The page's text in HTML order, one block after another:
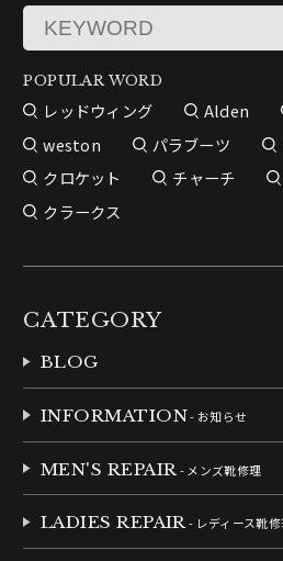
POPULAR WORD
レッドウィング Alden
weston
パラブーツ
クロケット
チャーチ
クラークス
CATEGORY
BLOG
INFORMATION- お知らせ
MEN'S REPAIR - メンズ靴修理
LADIES REPAIR- レディース靴